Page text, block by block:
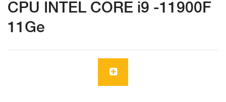
CPU INTEL CORE i9 -11900F
11Ge